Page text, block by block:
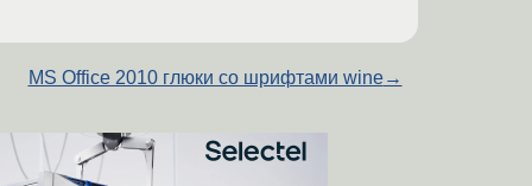
MS Office 2010 глюки со шрифтами wine→